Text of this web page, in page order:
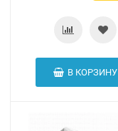
В КОРЗИНУ